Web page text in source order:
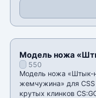
Модель ножа
жемчужина» для
550
Модель ножа «Штык-
жемчужина» для
крутых клинков